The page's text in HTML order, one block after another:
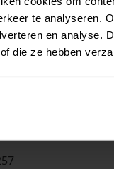
te analyseren.
en analyse.
die ze hebben